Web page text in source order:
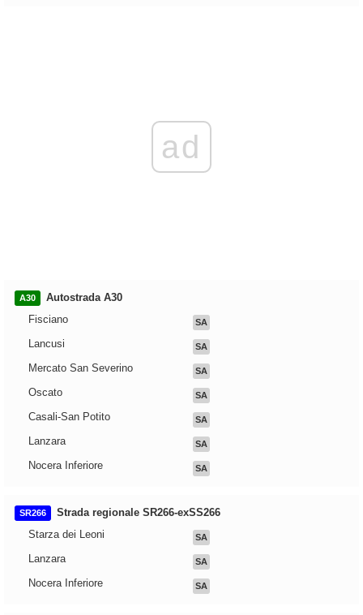
ad
A30
Autostrada A30
Fisciano
SA
Lancusi SA
Mercato San Severino SA
Oscato SA
Casali-San Potito SA
Lanzara SA
Nocera Inferiore SA
SR266
Strada regionale SR266-exSS266
Starza dei Leoni
SA
Lanzara SA
Nocera Inferiore SA